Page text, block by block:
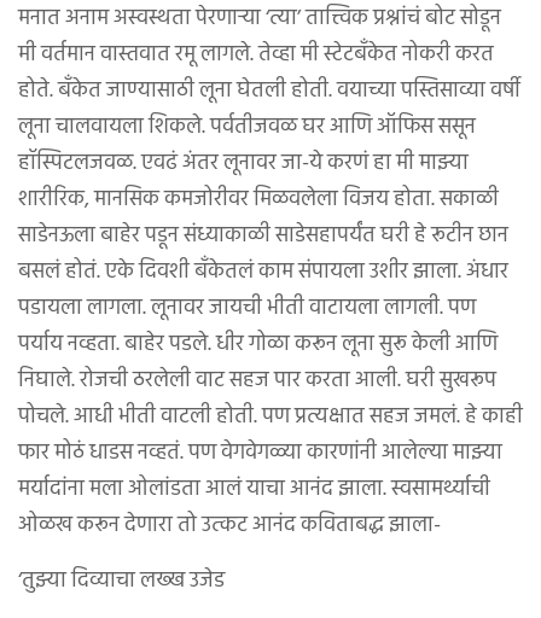
मनात अनाम अस्वस्थता पेरणार्‍या ‘त्या’ तात्त्विक प्रश्नांचं बोट सोडून
मी वर्तमान वास्तवात रमू लागले. तेव्हा मी स्टेटबँकेत नोकरी करत
होते. बँकेत जाण्यासाठी लूना घेतली होती. वयाच्या पस्तिसाव्या वर्षी
लूना चालवायला शिकले. पर्वतीजवळ घर आणि ऑफिस ससून
हॉस्पिटलजवळ. एवढं अंतर लूनावर जा-ये करणं हा मी माझ्या
शारीरिक, मानसिक कमजोरीवर मिळवलेला विजय होता. सकाळी
साडेनऊला बाहेर पडून संध्याकाळी साडेसहापर्यंत घरी हे रूटीन छान
बसलं होतं. एके दिवशी बँकेतलं काम संपायला उशीर झाला. अंधार
पडायला लागला. लूनावर जायची भीती वाटायला लागली. पण
पर्याय नव्हता. बाहेर पडले. धीर गोळा करून लूना सुरू केली आणि
निघाले. रोजची ठरलेली वाट सहज पार करता आली. घरी सुखरूप
पोचले. आधी भीती वाटली होती. पण प्रत्यक्षात सहज जमलं. हे काही
फार मोठं धाडस नव्हतं. पण वेगवेगळ्या कारणांनी आलेल्या माझ्या
मर्यादांना मला ओलांडता आलं याचा आनंद झाला. स्वसामर्थ्याची
ओळख करून देणारा तो उत्कट आनंद कविताबद्ध झाला-
‘तुझ्या दिव्याचा लख्ख उजेड